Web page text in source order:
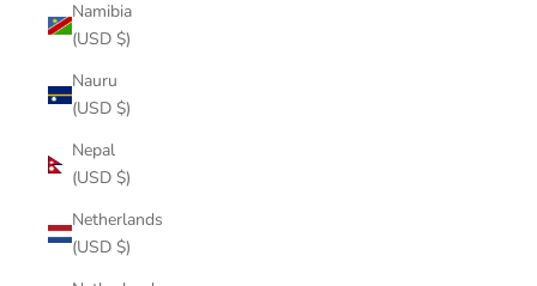
Namibia
(USD $)
Nauru
(USD $)
Nepal
(USD $)
Netherlands
(USD $)